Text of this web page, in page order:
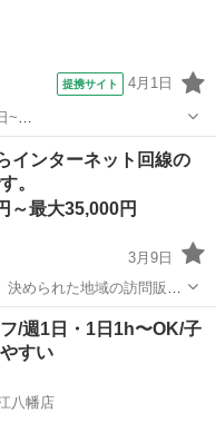
提携サイト 4月1日
09:00~18:00 月/
インターネット回線の
。
～最大35,000円
3月9日
決められた地域の訪問販売
っては最大20,000円お支
訪問販売
/週1日・1日1h〜OK/子
すい
八幡店